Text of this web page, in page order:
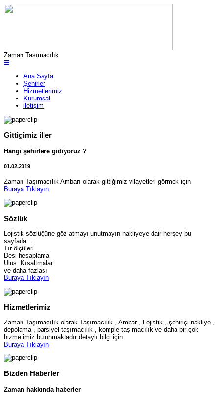
Zaman Tasımacılık
Ana Sayfa
Şehirler
Hizmetlerimiz
Kurumsal
iletişim
Gittigimiz iller
Hangi şehirlere gidiyoruz ?
01.02.2019
Zaman Taşımacılık Ambarı olarak gittiğimiz vilayetleri görmek için
Buraya Tıklayın
Sözlük
Lojistik sözlüğüne göz atmayı unutmayın nakliyeye dair herşey bu
sayfada...
Tır ölçüleri
Desi hesaplama
Ulus. Kısaltmalar
ve daha fazlası
Buraya Tıklayın
Hizmetlerimiz
Zaman Taşımacılık olarak Taşımacılık , Ambar , Lojistik , şehiriçi nakliye ,
depolama , parsiyel taşımacılık , komple taşımacılık ve daha bir çok
hizmetimiz bulunmaktadır detaylı bilgi için
Buraya Tıklayın
Bizden Haberler
Zaman hakkında haberler